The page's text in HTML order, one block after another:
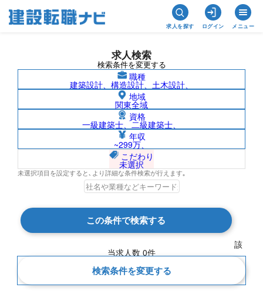
求人を探す ログイン メニュー
求人検索
検索条件を変更する
職種
建築設計、構造設計、土木設計、
地域
関東全域
資格
一級建築士、二級建築士、
年収
~299万、
こだわり
未選択
未選択項目を設定すると､より詳細な条件検索が行えます｡
この条件で検索する
該
当求人数 0件
検索条件を変更する
地質調査技士/愛媛県の求人検索結果一覧
検索結果 0 件
現在の検索条件